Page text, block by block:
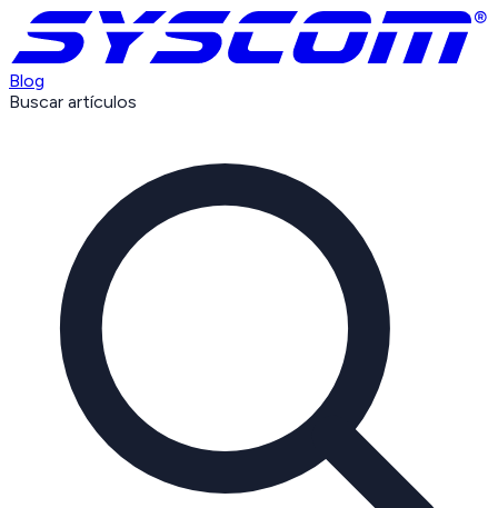
Blog
Buscar artículos